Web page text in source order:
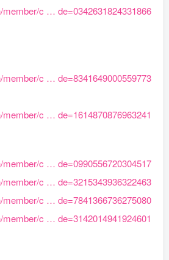
c … de=0342631824331866
c … de=8341649000559773
c … de=1614870876963241
c … de=0990556720304517
c … de=3215343936322463
c … de=7841366736275080
c … de=3142014941924601